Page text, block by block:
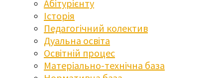
Абітурієнту
Історія
Педагогічний колектив
Дуальна освіта
Освітній процес
Матеріально-технічна база